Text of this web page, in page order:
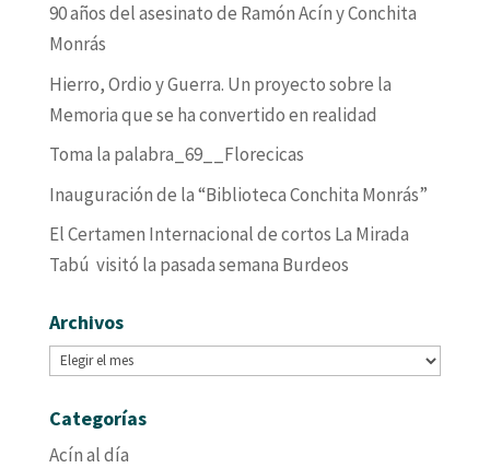
90 años del asesinato de Ramón Acín y Conchita
Monrás
Hierro, Ordio y Guerra. Un proyecto sobre la
Memoria que se ha convertido en realidad
Toma la palabra_69__Florecicas
Inauguración de la “Biblioteca Conchita Monrás”
El Certamen Internacional de cortos La Mirada
Tabú visitó la pasada semana Burdeos
Archivos
Archivos
Categorías
Acín al día